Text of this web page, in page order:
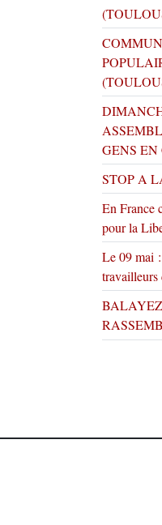
GENS
STOP A
En France
pour la
Le 09 mai